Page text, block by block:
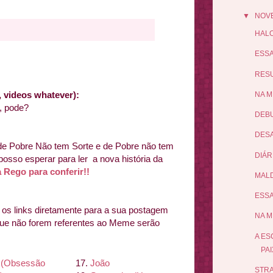
whatever):
pode?
Pobre Não tem Sorte e de Pobre não tem
esperar para ler a nova história da
Rego para conferir!!
links diretamente para a sua postagem
não forem referentes ao Meme serão
Obsessão
17. João
▼
NA
NA
A